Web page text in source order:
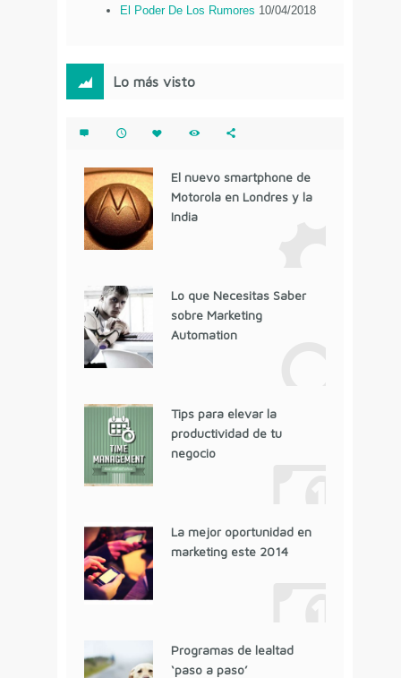
El Poder De Los Rumores 10/04/2018
Lo más visto
El nuevo smartphone de
Motorola en Londres y la
India
Lo que Necesitas Saber
sobre Marketing
Automation
Tips para elevar la
productividad de tu
negocio
La mejor oportunidad en
marketing este 2014
Programas de lealtad
‘paso a paso’